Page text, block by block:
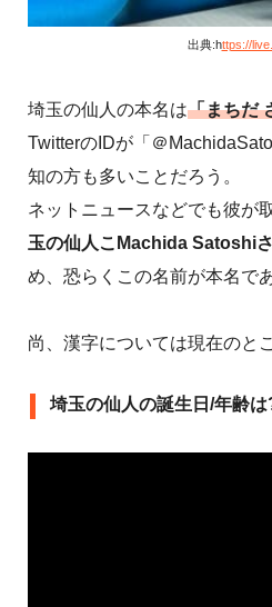
出典:https://
埼玉の仙人の本名は「まちだ
TwitterのIDが「＠
知の方も多いことだろう。
ネットニュースなどでも彼が
玉の仙人こMachida Satoshiさ
め、恐らくこの名前が本名で
尚、漢字については現在のと
埼玉の仙人の誕生日/年齢は